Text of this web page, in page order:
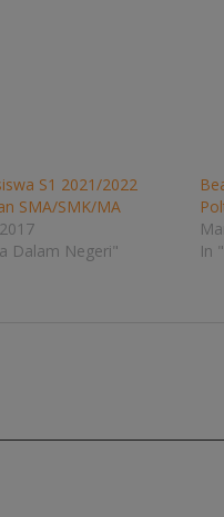
S1 2021/2022
SMA/SMK/MA
Dalam Negeri"
In